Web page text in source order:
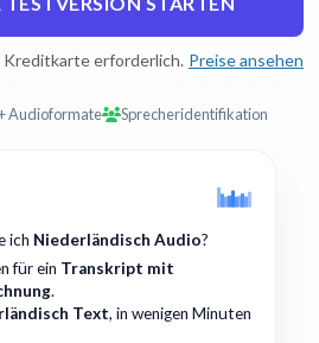
erforderlich. Preise ansehen
Audioformate Sprecheridentifikation
ich Niederländisch Audio?
für ein Transkript mit
.
Text, in wenigen Minuten